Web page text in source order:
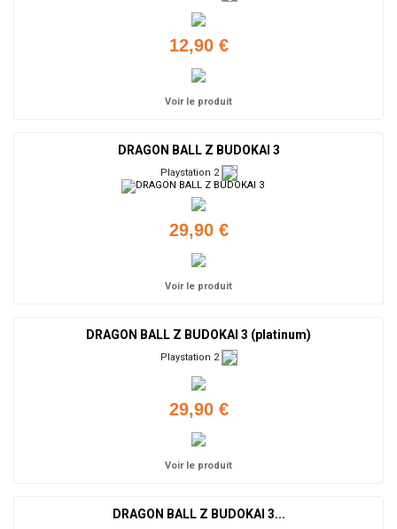
12,90 €
Voir le produit
DRAGON BALL Z BUDOKAI 3
Playstation 2
29,90 €
Voir le produit
DRAGON BALL Z BUDOKAI 3 (platinum)
Playstation 2
29,90 €
Voir le produit
DRAGON BALL Z BUDOKAI 3...